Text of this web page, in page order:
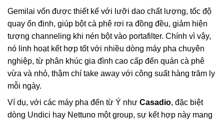
Gemilai vốn được thiết kế với lưỡi dao chất lượng, tốc độ
quay ổn định, giúp bột cà phê rơi ra đồng đều, giảm hiện
tượng channeling khi nén bột vào portafilter. Chính vì vậy,
nó linh hoạt kết hợp tốt với nhiều dòng máy pha chuyên
nghiệp, từ phân khúc gia đình cao cấp đến quán cà phê
vừa và nhỏ, thậm chí take away với công suất hàng trăm ly
mỗi ngày.
Ví dụ, với các máy pha đến từ Ý như Casadio, đặc biệt
dòng Undici hay Nettuno một group, sự kết hợp này mang